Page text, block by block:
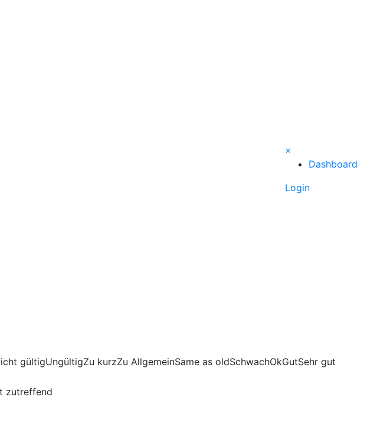
×
Dashboard
Login
gültigUngültigZu kurzZu AllgemeinSame as oldSchwachOkGutSehr gut
zutreffend